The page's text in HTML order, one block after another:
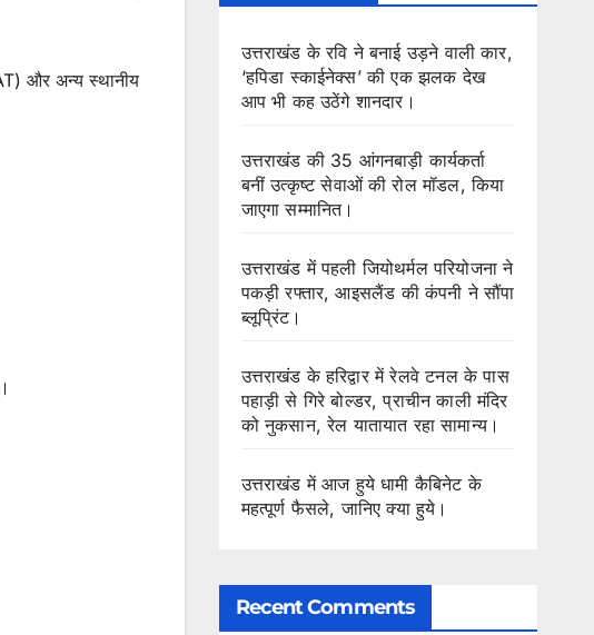
और अन्य स्थानीय
उत्तराखंड के रवि ने बनाई उड़ने वाली कार,
‘हपिडा स्काईनेक्स’ की एक झलक देख
आप भी कह उठेंगे शानदार।
उत्तराखंड की 35 आंगनबाड़ी कार्यकर्ता
बनीं उत्कृष्ट सेवाओं की रोल मॉडल, किया
जाएगा सम्मानित।
उत्तराखंड में पहली जियोथर्मल परियोजना ने
पकड़ी रफ्तार, आइसलैंड की कंपनी ने सौंपा
ब्लूप्रिंट।
उत्तराखंड के हरिद्वार में रेलवे टनल के पास
पहाड़ी से गिरे बोल्डर, प्राचीन काली मंदिर
को नुकसान, रेल यातायात रहा सामान्य।
उत्तराखंड में आज हुये धामी कैबिनेट के
महत्पूर्ण फैसले, जानिए क्या हुये।
Recent Comments